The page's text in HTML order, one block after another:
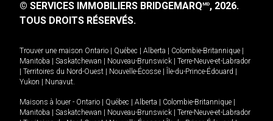
© SERVICES IMMOBILIERS BRIDGEMARQMD, 2026.
TOUS DROITS RÉSERVÉS.
Trouver une maison Ontario Québec Alberta Colombie-Britannique
Manitoba
Saskatchewan Nouveau-Brunswick
Terre-Neuve-et-Labrador
Territoires du Nord-Ouest Nouvelle-Écosse Île-du-Prince-Édouard
Yukon
Nunavut.
Maisons à louer - Ontario Québec Alberta Colombie-Britannique
Manitoba
Saskatchewan Nouveau-Brunswick
Terre-Neuve-et-Labrador